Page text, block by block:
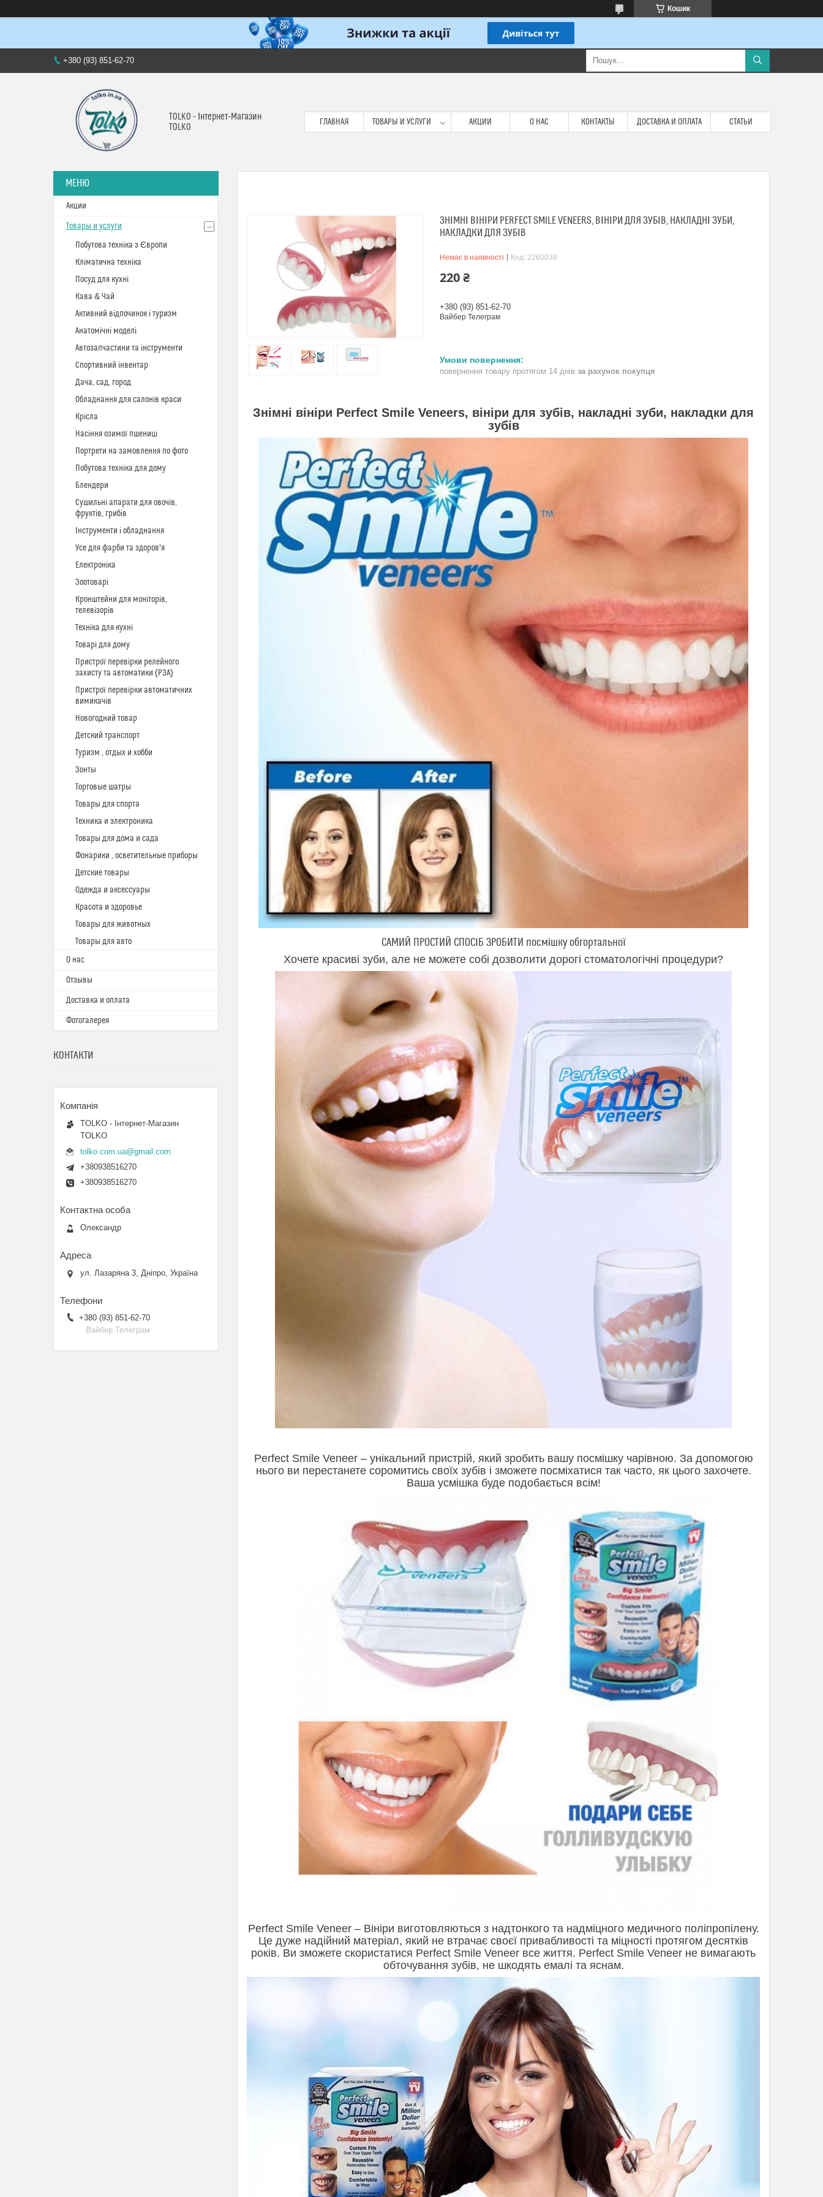
Кошик
+380 (93) 851-62-70
TOLKO - Інтернет-Магазин
TOLKO
ГЛАВНАЯ ТОВАРЫ И УСЛУГИ АКЦИИ О НАС КОНТАКТЫ ДОСТАВКА И ОПЛАТА СТАТЬИ
ЗНІМНІ ВІНІРИ PERFECT SMILE VENEERS, ВІНІРИ ДЛЯ ЗУБІВ, НАКЛАДНІ ЗУБИ,
НАКЛАДКИ ДЛЯ ЗУБІВ
Немає в наявності Код: 2260038
220 ₴
+380 (93) 851-62-70
Вайбер Телеграм
повернення товару протягом 14 днів за рахунок покупця
Знімні вініри Perfect Smile Veneers, вініри для зубів, накладні зуби, накладки для
зубів
САМИЙ ПРОСТИЙ СПОСІБ ЗРОБИТИ посмішку обгортальної
Хочете красиві зуби, але не можете собі дозволити дорогі стоматологічні процедури?
Perfect Smile Veneer – унікальний пристрій, який зробить вашу посмішку чарівною. За допомогою
нього ви перестанете соромитись своїх зубів і зможете посміхатися так часто, як цього захочете.
Ваша усмішка буде подобається всім!
Perfect Smile Veneer – Вініри виготовляються з надтонкого та надміцного медичного поліпропілену.
Це дуже надійний матеріал, який не втрачає своєї привабливості та міцності протягом десятків
років. Ви зможете скористатися Perfect Smile Veneer все життя. Perfect Smile Veneer не вимагають
обточування зубів, не шкодять емалі та яснам.
Акции
Товары и услуги
Побутова техніка з Європи
Кліматична техніка
Посуд для кухні
Кава & Чай
Активний відпочинок і туризм
Анатомічні моделі
Автозапчастини та інструменти
Спортивний інвентар
Дача, сад, город
Обладнання для салонів краси
Крісла
Насіння озимої пшениці
Портрети на замовлення по фото
Побутова техніка для дому
Блендери
Сушильні апарати для овочів,
фруктів, грибів
Інструменти і обладнання
Усе для фарби та здоров'я
Електроніка
Зоотоварі
Кронштейни для моніторів,
телевізорів
Техніка для кухні
Товарі для дому
Пристрої перевірки релейного
захисту та автоматики (РЗА)
Пристрої перевірки автоматичних
вимикачів
Новогодний товар
Детский транспорт
Туризм , отдых и хобби
Зонты
Торговые шатры
Товары для спорта
Техника и электроника
Товары для дома и сада
Фонарики , осветительные приборы
Детские товары
Одежда и аксессуары
Красота и здоровье
Товары для животных
Товары для авто
О нас
Отзывы
Доставка и оплата
Фотогалерея
КОНТАКТИ
TOLKO - Інтернет-Магазин
TOLKO
tolko.com.ua@gmail.com
+380938516270
+380938516270
Олександр
ул. Лазаряна 3, Дніпро, Україна
+380 (93) 851-62-70
Вайбер Телеграм